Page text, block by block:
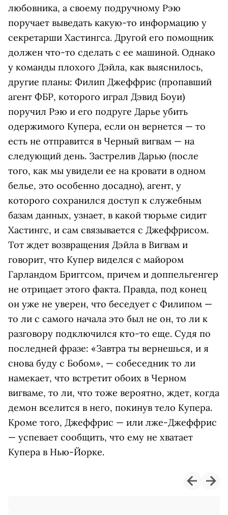
любовника, а своему подручному Рэю
поручает выведать какую-то информацию у
секретарши Хастингса. Другой его помощник
должен что-то сделать с ее машиной. Однако
у команды плохого Дэйла, как выяснилось,
другие планы: Филип Джеффрис (пропавший
агент ФБР, которого играл Дэвид Боуи)
поручил Рэю и его подруге Дарье убить
одержимого Купера, если он вернется — то
есть не отправится в Черный вигвам — на
следующий день. Застрелив Дарью (после
того, как мы увидели ее на кровати в одном
белье, это особенно досадно), агент, у
которого сохранился доступ к служебным
базам данных, узнает, в какой тюрьме сидит
Хастингс, и сам связывается с Джеффрисом.
Тот ждет возвращения Дэйла в Вигвам и
говорит, что Купер виделся с майором
Гарландом Бриггсом, причем и доппельгенгер
не отрицает этого факта. Правда, под конец
он уже не уверен, что беседует с Филипом —
то ли с самого начала это был не он, то ли к
разговору подключился кто-то еще. Судя по
последней фразе: «Завтра ты вернешься, и я
снова буду с Бобом», — собеседник то ли
намекает, что встретит обоих в Черном
вигваме, то ли, что тоже вероятно, ждет, когда
демон вселится в него, покинув тело Купера.
Кроме того, Джеффрис — или лже-Джеффрис
— успевает сообщить, что ему не хватает
Купера в Нью-Йорке.